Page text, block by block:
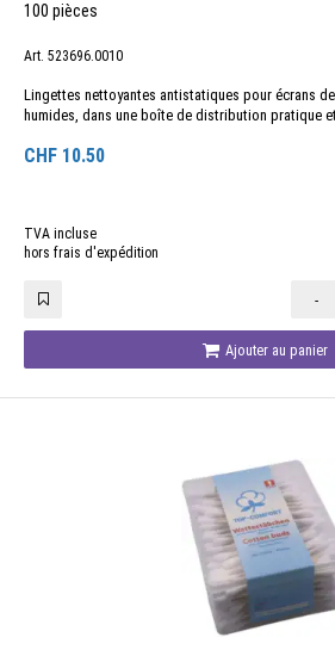
100 pièces
Art. 523696.0010
Lingettes nettoyantes antistatiques pour écrans
humides, dans une boîte de distribution pratique
CHF 10.50
TVA incluse
hors frais d'expédition
-
Ajouter au panier